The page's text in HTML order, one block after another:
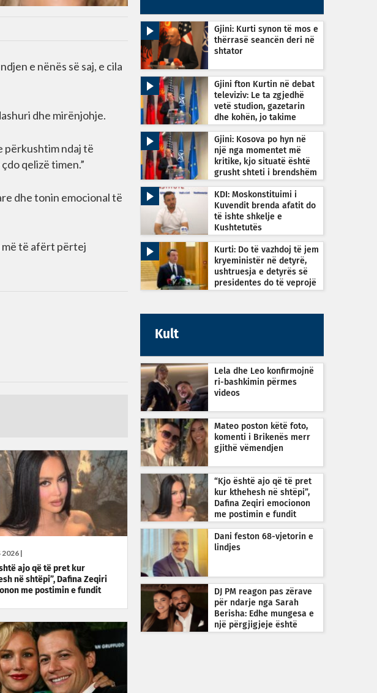
e nënës së saj, e cila
dhe mirënjohje.
përkushtim ndaj të
qelizë timen.”
dhe tonin emocional të
më të afërt përtej
2026 |
ajo që të pret kur
në shtëpi”, Dafina Zeqiri
me postimin e fundit
Gjini: Kurti synon të mos e
thërrasë seancën deri në
shtator
Gjini fton Kurtin në debat
televiziv: Le ta zgjedhë
vetë studion, gazetarin
dhe kohën, jo takime
Gjini: Kosova po hyn në
një nga momentet më
kritike, kjo situatë është
grusht shteti i brendshëm
KDI: Moskonstituimi i
Kuvendit brenda afatit do
të ishte shkelje e
Kushtetutës
Kurti: Do të vazhdoj të jem
kryeministër në detyrë,
ushtruesja e detyrës së
presidentes do të veprojë
Kult
Lela dhe Leo konfirmojnë
ri-bashkimin përmes
videos
Mateo poston këtë foto,
komenti i Brikenës merr
gjithë vëmendjen
“Kjo është ajo që të pret
kur kthehesh në shtëpi”,
Dafina Zeqiri emocionon
me postimin e fundit
Dani feston 68-vjetorin e
lindjes
DJ PM reagon pas zërave
për ndarje nga Sarah
Berisha: Edhe mungesa e
një përgjigjeje është